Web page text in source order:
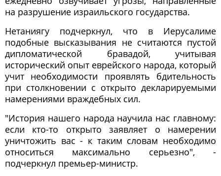
на разрушение израильского государства.
Нетаниягу подчеркнул, что в Иерусалиме
подобные высказывания не считаются пустой
дипломатической бравадой, учитывая
исторический опыт еврейского народа, который
учит необходимости проявлять бдительность
при столкновении с открыто декларируемыми
намерениями враждебных сил.
"История нашего народа научила нас главному:
если кто-то открыто заявляет о намерении
уничтожить вас - к таким словам необходимо
относиться максимально серьезно", -
подчеркнул премьер-министр.